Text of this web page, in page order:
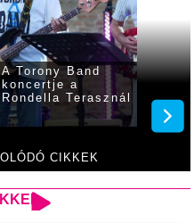
CIKKEK
A Torony Band
koncertje a
Rondella Terasznál
A